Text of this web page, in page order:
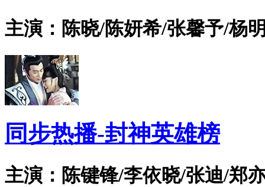
主演：陈晓/陈妍希/张馨予/杨
同步热播-封神英雄榜
主演：陈键锋/李依晓/张迪/郑